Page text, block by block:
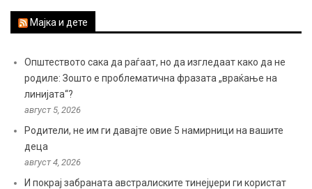
Мајка и дете
Општеството сака да раѓаат, но да изгледаат како да не
родиле: Зошто е проблематична фразата „враќање на
линијата“?
август 5, 2026
Родители, не им ги давајте овие 5 намирници на вашите
деца
август 4, 2026
И покрај забраната австралиските тинејџери ги користат